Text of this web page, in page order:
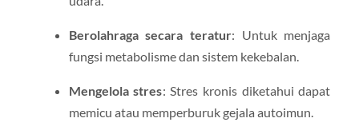
Berolahraga secara teratur: Untuk menjaga
fungsi metabolisme dan sistem kekebalan.
Mengelola stres: Stres kronis diketahui dapat
memicu atau memperburuk gejala autoimun.